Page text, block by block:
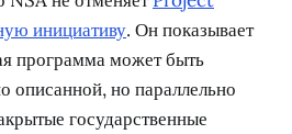
инициативу. Он показывает
программа может быть
описанной, но параллельно
государственные